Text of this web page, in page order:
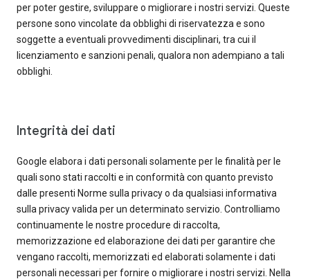
per poter gestire, sviluppare o migliorare i nostri servizi. Queste
persone sono vincolate da obblighi di riservatezza e sono
soggette a eventuali provvedimenti disciplinari, tra cui il
licenziamento e sanzioni penali, qualora non adempiano a tali
obblighi.
Integrità dei dati
Google elabora i dati personali solamente per le finalità per le
quali sono stati raccolti e in conformità con quanto previsto
dalle presenti Norme sulla privacy o da qualsiasi informativa
sulla privacy valida per un determinato servizio. Controlliamo
continuamente le nostre procedure di raccolta,
memorizzazione ed elaborazione dei dati per garantire che
vengano raccolti, memorizzati ed elaborati solamente i dati
personali necessari per fornire o migliorare i nostri servizi. Nella